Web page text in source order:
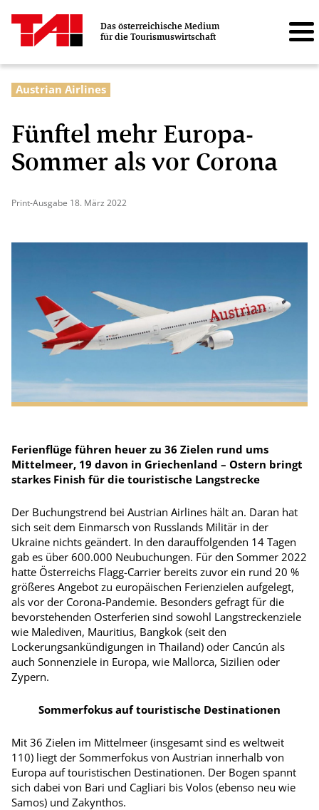
Das österreichische Medium
für die Tourismuswirtschaft
Austrian Airlines
Fünftel mehr Europa-
Sommer als vor Corona
Print-Ausgabe 18. März 2022
Ferienflüge führen heuer zu 36 Zielen rund ums
Mittelmeer, 19 davon in Griechenland – Ostern bringt
starkes Finish für die touristische Langstrecke
Der Buchungstrend bei Austrian Airlines hält an. Daran hat
sich seit dem Einmarsch von Russlands Militär in der
Ukraine nichts geändert. In den darauffolgenden 14 Tagen
gab es über 600.000 Neubuchungen. Für den Sommer 2022
hatte Österreichs Flagg-Carrier bereits zuvor ein rund 20 %
größeres Angebot zu europäischen Ferienzielen aufgelegt,
als vor der Corona-Pandemie. Besonders gefragt für die
bevorstehenden Osterferien sind sowohl Langstreckenziele
wie Malediven, Mauritius, Bangkok (seit den
Lockerungsankündigungen in Thailand) oder Cancún als
auch Sonnenziele in Europa, wie Mallorca, Sizilien oder
Zypern.
Sommerfokus auf touristische Destinationen
Mit 36 Zielen im Mittelmeer (insgesamt sind es weltweit
110) liegt der Sommerfokus von Austrian innerhalb von
Europa auf touristischen Destinationen. Der Bogen spannt
sich dabei von Bari und Cagliari bis Volos (ebenso neu wie
Samos) und Zakynthos.